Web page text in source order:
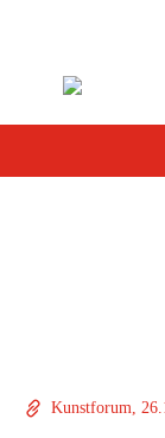
Kunstforum,